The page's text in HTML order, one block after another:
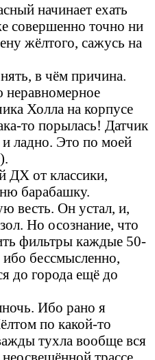
начинает ехать
совершенно точно ни
жёлтого, сажусь на
в чём причина.
Холла на корпусе
то порылась! Датчик
и ладно. Это по моей
ДХ от классики,
барабашку.
весть. Он устал, и,
Но осознание, что
фильтры каждые 50-
бессмысленно,
до города ещё до
Ибо рано я
по какой-то
тухла вообще вся
трассе